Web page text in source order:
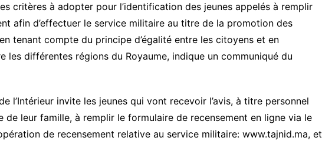
critères à adopter pour l’identification des jeunes appelés à remplir
afin d’effectuer le service militaire au titre de la promotion des
tenant compte du principe d’égalité entre les citoyens et en
les différentes régions du Royaume, indique un communiqué du
l’Intérieur invite les jeunes qui vont recevoir l’avis, à titre personnel
de leur famille, à remplir le formulaire de recensement en ligne via le
de recensement relative au service militaire: www.tajnid.ma, et